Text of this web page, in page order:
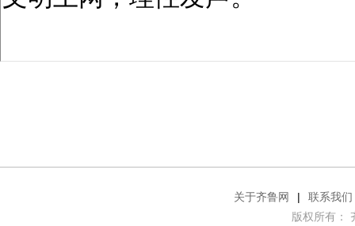
关于齐鲁网 |
联系我们
版权所有：